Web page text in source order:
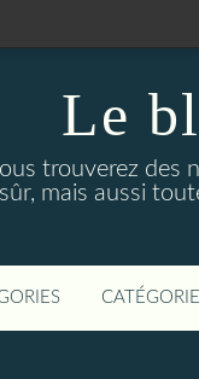
Le
trouverez des
mais aussi